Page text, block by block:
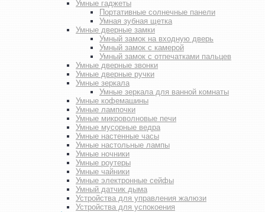
Умные гаджеты
Портативные солнечные панели
Умная зубная щетка
Умные дверные замки
Умный замок на входную дверь
Умный замок с камерой
Умный замок с отпечатками пальцев
Умные дверные звонки
Умные дверные ручки
Умные зеркала
Умные зеркала для ванной комнаты
Умные кофемашины
Умные лампочки
Умные микроволновые печи
Умные мусорные ведра
Умные настенные часы
Умные настольные лампы
Умные ночники
Умные роутеры
Умные чайники
Умные электронные сейфы
Умный датчик дыма
Устройства для управления жалюзи
Устройства для успокоения